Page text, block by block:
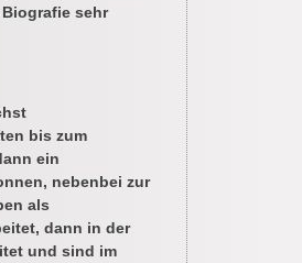
sehr
bis zum
ein
nebenbei zur
als
dann in der
und sind im